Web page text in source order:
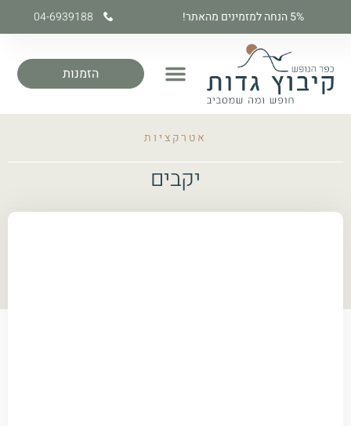
5% הנחה למזמינים מהאתר! 04-6939188
הזמנות
אטרקציות
יקבים